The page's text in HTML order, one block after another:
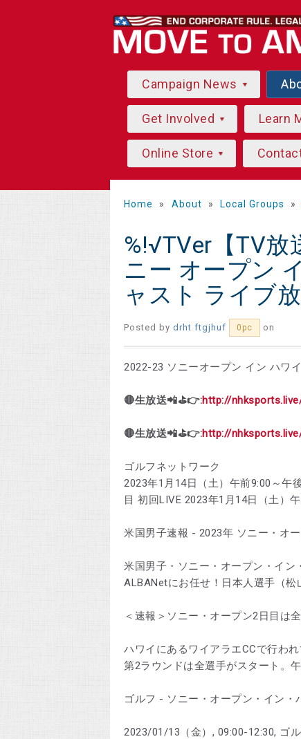
Campaign News
Get Involved Learn
Online Store
Home » About » Local Groups »
%!√TVer【TV
ニー オープン
ャスト ライブ
Posted by drht ftgjhuf 0pc on
2022-23 ソニーオープン イン ハワ
🔴生放送📲⛳👉:http://
🔴生放送📲⛳👉:http://
ゴルフネットワーク
2023年1月14日（土）午前9:00～午
目 初回LIVE 2023年1月14日（土）
米国男子速報 - 2023年 ソニー・オ
米国男子・ソニー・オープン・イン
ALBANetにお任せ！日本人選手（
＜速報＞ソニー・オープン2日目は
ハワイにあるワイアラエCCで行わ
第2ラウンドは全選手がスタート。
ゴルフ - ソニー・オープン・イン・
2023/01/13（金）, 09:00-12:30, ゴ